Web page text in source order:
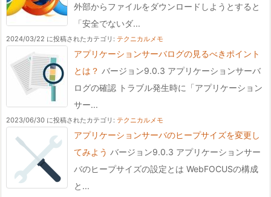
外部からファイルをダウンロードしようとすると
「安全でないダ...
2024/03/22 に投稿されたカテゴリ: テクニカルメモ
アプリケーションサーバログの見るべきポイント
とは？ バージョン9.0.3 アプリケーションサーバ
ログの確認 トラブル発生時に「アプリケーション
サー...
2023/06/30 に投稿されたカテゴリ: テクニカルメモ
アプリケーションサーバのヒープサイズを変更し
てみよう バージョン9.0.3 アプリケーションサー
バのヒープサイズの設定とは WebFOCUSの構成
と...